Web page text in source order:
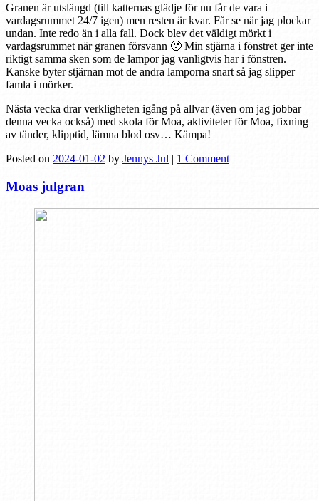
Granen är utslängd (till katternas glädje för nu får de vara i
vardagsrummet 24/7 igen) men resten är kvar. Får se när jag plockar
undan. Inte redo än i alla fall. Dock blev det väldigt mörkt i
vardagsrummet när granen försvann 🙁 Min stjärna i fönstret ger inte
riktigt samma sken som de lampor jag vanligtvis har i fönstren.
Kanske byter stjärnan mot de andra lamporna snart så jag slipper
famla i mörker.
Nästa vecka drar verkligheten igång på allvar (även om jag jobbar
denna vecka också) med skola för Moa, aktiviteter för Moa, fixning
av tänder, klipptid, lämna blod osv… Kämpa!
Posted on 2024-01-02 by Jennys Jul 1 Comment
Moas julgran